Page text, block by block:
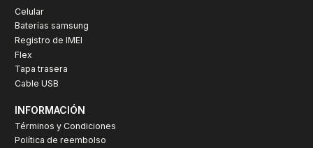
Celular
Baterías samsung
Registro de IMEI
Flex
Tapa trasera
Cable USB
INFORMACIÓN
Términos y Condiciones
Política de reembolso